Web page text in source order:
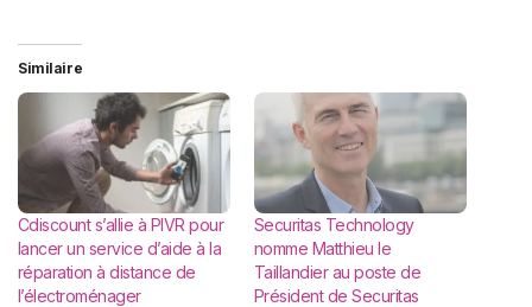
Similaire
Cdiscount s’allie à PIVR pour
lancer un service d’aide à la
réparation à distance de
l’électroménager
Securitas Technology
nomme Matthieu le
Taillandier au poste de
Président de Securitas